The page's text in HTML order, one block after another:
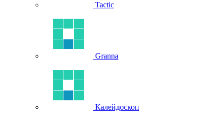
Tactic
Granna
Калейдоскоп